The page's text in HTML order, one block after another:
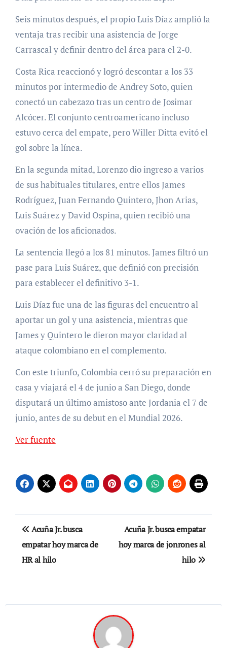
Seis minutos después, el propio Luis Díaz amplió la
ventaja tras recibir una asistencia de Jorge
Carrascal y definir dentro del área para el 2-0.
Costa Rica reaccionó y logró descontar a los 33
minutos por intermedio de Andrey Soto, quien
conectó un cabezazo tras un centro de Josimar
Alcócer. El conjunto centroamericano incluso
estuvo cerca del empate, pero Willer Ditta evitó el
gol sobre la línea.
En la segunda mitad, Lorenzo dio ingreso a varios
de sus habituales titulares, entre ellos James
Rodríguez, Juan Fernando Quintero, Jhon Arias,
Luis Suárez y David Ospina, quien recibió una
ovación de los aficionados.
La sentencia llegó a los 81 minutos. James filtró un
pase para Luis Suárez, que definió con precisión
para establecer el definitivo 3-1.
Luis Díaz fue una de las figuras del encuentro al
aportar un gol y una asistencia, mientras que
James y Quintero le dieron mayor claridad al
ataque colombiano en el complemento.
Con este triunfo, Colombia cerró su preparación en
casa y viajará el 4 de junio a San Diego, donde
disputará un último amistoso ante Jordania el 7 de
junio, antes de su debut en el Mundial 2026.
Ver fuente
Navegación
de
entradas
Acuña Jr. busca
empatar hoy marca de
HR al hilo
Acuña Jr. busca empatar
hoy marca de jonrones al
hilo